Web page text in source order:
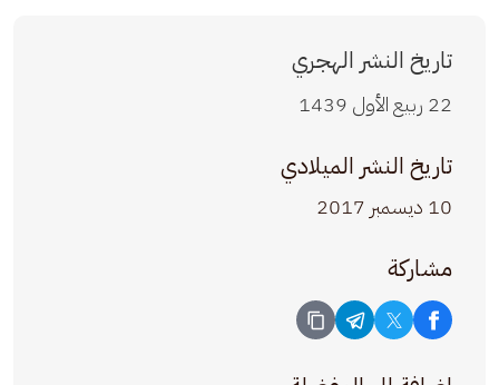
تاريخ النشر الهجري
22 ربيع الأول 1439
تاريخ النشر الميلادي
10 ديسمبر 2017
مشاركة